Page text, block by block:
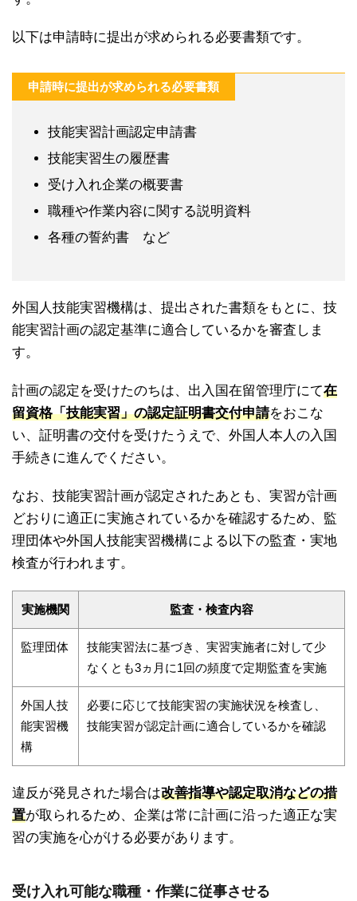
以下は申請時に提出が求められる必要書類です。
申請時に提出が求められる必要書類
技能実習計画認定申請書
技能実習生の履歴書
受け入れ企業の概要書
職種や作業内容に関する説明資料
各種の誓約書 など
外国人技能実習機構は、提出された書類をもとに、技
能実習計画の認定基準に適合しているかを審査しま
す。
計画の認定を受けたのちは、出入国在留管理庁にて在
留資格「技能実習」の認定証明書交付申請をおこな
い、証明書の交付を受けたうえで、外国人本人の入国
手続きに進んでください。
なお、技能実習計画が認定されたあとも、実習が計画
どおりに適正に実施されているかを確認するため、監
理団体や外国人技能実習機構による以下の監査・実地
検査が行われます。
実施機関 監査・検査内容
監理団体
技能実習法に基づき、実習実施者に対して少
なくとも3ヵ月に1回の頻度で定期監査を実施
外国人技
能実習機
構
必要に応じて技能実習の実施状況を検査し、
技能実習が認定計画に適合しているかを確認
違反が発見された場合は改善指導や認定取消などの措
置が取られるため、企業は常に計画に沿った適正な実
習の実施を心がける必要があります。
受け入れ可能な職種・作業に従事させる